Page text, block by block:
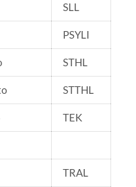
SLL
PSYLI
STHL
STTHL
TEK
TRAL